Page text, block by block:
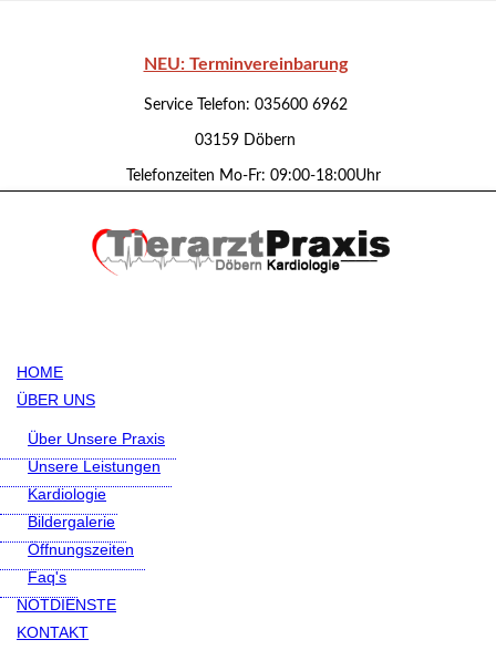
NEU: Terminvereinbarung
Service Telefon: 035600 6962
03159 Döbern
Telefonzeiten Mo-Fr: 09:00-18:00Uhr
HOME
ÜBER UNS
Über Unsere Praxis
Unsere Leistungen
Kardiologie
Bildergalerie
Öffnungszeiten
Faq's
NOTDIENSTE
KONTAKT